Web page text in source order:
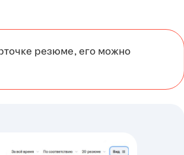
резюме, его можно